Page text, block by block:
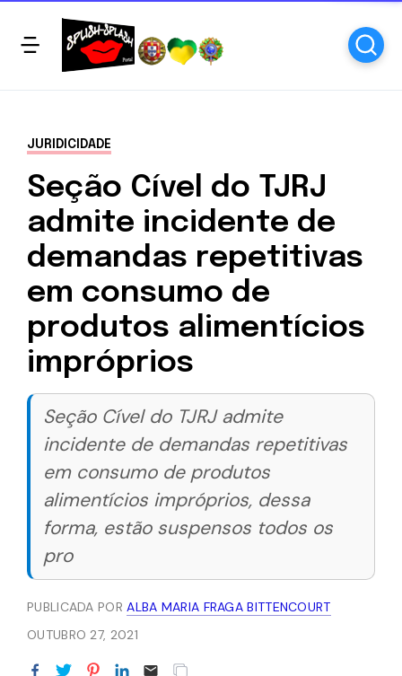
JURIDICIDADE
Seção Cível do TJRJ
admite incidente de
demandas repetitivas
em consumo de
produtos alimentícios
impróprios
Seção Cível do TJRJ admite
incidente de demandas repetitivas
em consumo de produtos
alimentícios impróprios, dessa
forma, estão suspensos todos os
pro
PUBLICADA PORALBA MARIA FRAGA BITTENCOURT
OUTUBRO 27, 2021